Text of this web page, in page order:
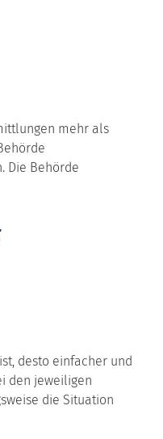
mehr als
Die Behörde
desto einfacher und
den jeweiligen
die Situation